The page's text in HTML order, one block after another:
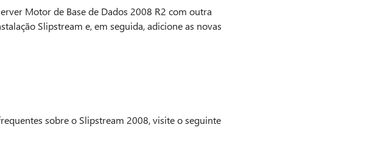
Motor de Base de Dados 2008 R2 com outra
Slipstream e, em seguida, adicione as novas
sobre o Slipstream 2008, visite o seguinte